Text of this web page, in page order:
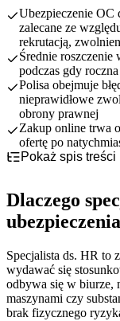
Ubezpieczenie OC
zalecane ze
rekrutacją,
Średnie roszczenie
podczas gdy
Polisa obejmuje
nieprawidłowe
obrony prawnej
Zakup online trwa
ofertę po
Pokaż spis treści
Główne kategorie
Konsekwencje
Brak obowiązku
Dlaczego warto
Kiedy ubezpieczenie
Co obejmuje
Podstawowy zakres
Rozszerzenia
Rozszerzenie RODO
Główne wyłączenia
Najczęstsze ryzyka
szkód
Błędy w procesach
Nieprawidłowe
Błędy w systemach
Naruszenia RODO
Mobbing i
Ile kosztuje OC dla
Podstawowe czynniki
Orientacyjne
Porównanie kosztu
Jak i gdzie
Kanały zakupu
Proces zakupu
Wymagane
Praktyczne
Jak minimalizować
Dobre praktyki
Dlaczego
Specjalista ds. HR to
wydawać się
odbywa się w biurze,
maszynami czy
brak fizycznego